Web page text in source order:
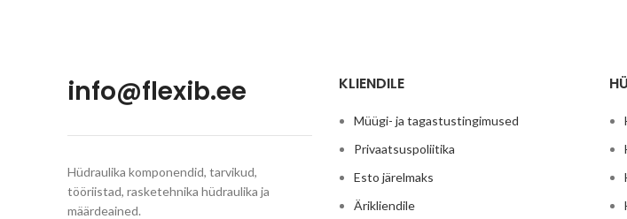
info@flexib.ee
Hüdraulika komponendid, tarvikud,
tööriistad, rasketehnika hüdraulika ja
määrdeained.
KLIENDILE
Müügi- ja tagastustingimused
Privaatsuspoliitika
Esto järelmaks
Ärikliendile